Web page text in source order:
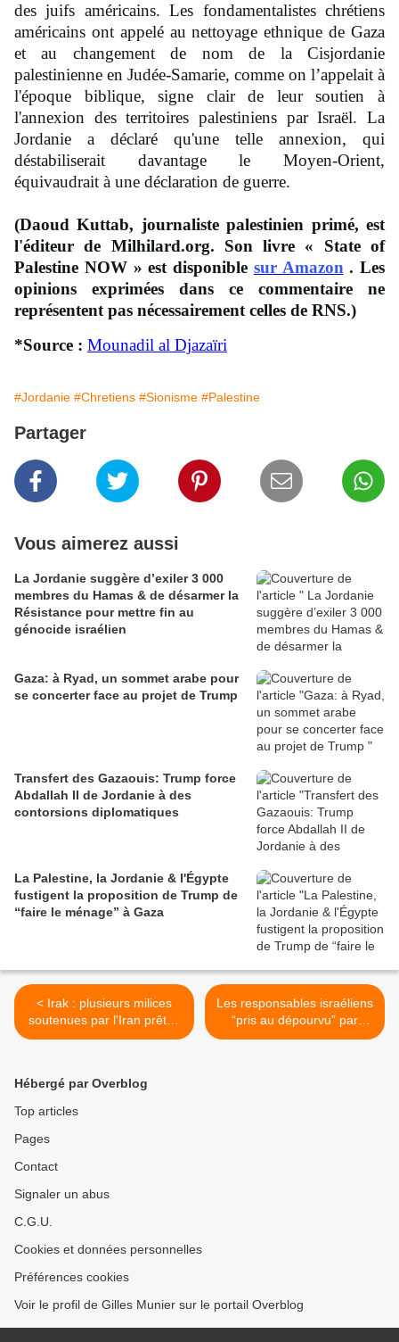
des juifs américains. Les fondamentalistes chrétiens
américains ont appelé au nettoyage ethnique de Gaza
et au changement de nom de la Cisjordanie
palestinienne en Judée-Samarie, comme on l’appelait à
l'époque biblique, signe clair de leur soutien à
l'annexion des territoires palestiniens par Israël. La
Jordanie a déclaré qu'une telle annexion, qui
déstabiliserait davantage le Moyen-Orient,
équivaudrait à une déclaration de guerre.
(Daoud Kuttab, journaliste palestinien primé, est
l'éditeur de Milhilard.org. Son livre « State of
Palestine NOW » est disponible sur Amazon . Les
opinions exprimées dans ce commentaire ne
représentent pas nécessairement celles de RNS.)
*Source : Mounadil al Djazaïri
#Jordanie #Chretiens #Sionisme #Palestine
Partager
Vous aimerez aussi
La Jordanie suggère d’exiler 3 000
membres du Hamas & de désarmer la
Résistance pour mettre fin au
génocide israélien
Gaza: à Ryad, un sommet arabe pour
se concerter face au projet de Trump
Transfert des Gazaouis: Trump force
Abdallah II de Jordanie à des
contorsions diplomatiques
La Palestine, la Jordanie & l'Égypte
fustigent la proposition de Trump de
“faire le ménage” à Gaza
< Irak : plusieurs milices
soutenues par l'Iran prêtes
à déposer les armes
Les responsables israéliens
“pris au dépourvu” par
l'annonce des pourparlers
Hébergé par Overblog
Top articles
Pages
Contact
Signaler un abus
C.G.U.
Cookies et données personnelles
Préférences cookies
Voir le profil de Gilles Munier sur le portail Overblog